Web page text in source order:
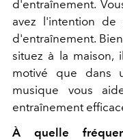
d'entraînement.
avez l'intention de
d'entraînement.
situez à la maison,
motivé que dans
musique vous
entraînement
À quelle